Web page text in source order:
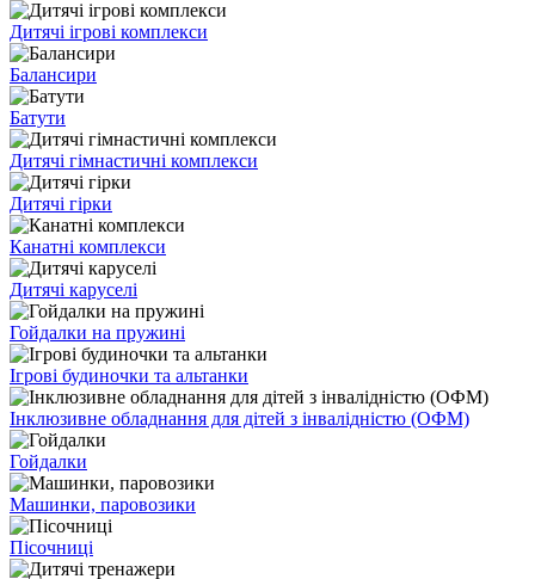
Дитячі ігрові комплекси
Балансири
Батути
Дитячі гімнастичні комплекси
Дитячі гірки
Канатні комплекси
Дитячі каруселі
Гойдалки на пружині
Ігрові будиночки та альтанки
Інклюзивне обладнання для дітей з інвалідністю (ОФМ)
Гойдалки
Машинки, паровозики
Пісочниці